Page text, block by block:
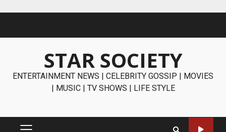
STAR SOCIETY
ENTERTAINMENT NEWS | CELEBRITY GOSSIP | MOVIES
| MUSIC | TV SHOWS | LIFE STYLE